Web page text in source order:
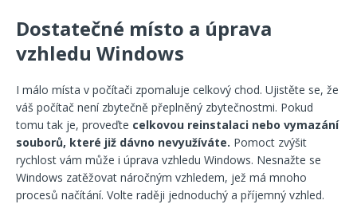
Dostatečné místo a úprava
vzhledu Windows
I málo místa v počítači zpomaluje celkový chod. Ujistěte se, že
váš počítač není zbytečně přeplněný zbytečnostmi. Pokud
tomu tak je, proveďte celkovou reinstalaci nebo vymazání
souborů, které již dávno nevyužíváte. Pomoct zvýšit
rychlost vám může i úprava vzhledu Windows. Nesnažte se
Windows zatěžovat náročným vzhledem, jež má mnoho
procesů načítání. Volte raději jednoduchý a příjemný vzhled.